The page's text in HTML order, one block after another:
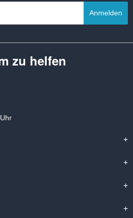
Anmelden
zu helfen
+
+
+
+